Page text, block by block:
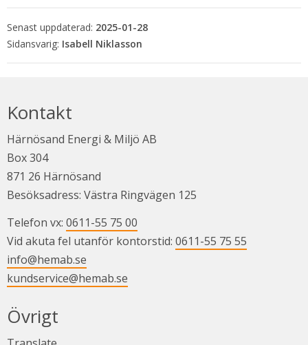
Senast uppdaterad: 2025-01-28
Isabell Niklasson
Kontakt
Härnösand Energi & Miljö AB
Box 304
871 26 Härnösand
Besöksadress: Västra Ringvägen 125
Telefon vx: 0611-55 75 00
Vid akuta fel utanför kontorstid: 0611-55 75 55
info@hemab.se
kundservice@hemab.se
Övrigt